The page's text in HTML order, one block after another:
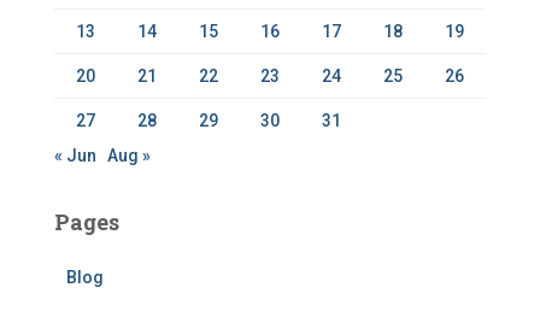
13 14 15 16 17 18 19
20 21 22 23 24 25 26
27 28 29 30
31
« Jun
Aug »
Pages
Blog